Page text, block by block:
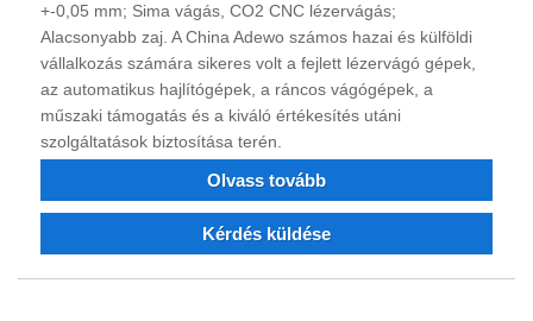
+-0,05 mm; Sima vágás, CO2 CNC lézervágás;
Alacsonyabb zaj. A China Adewo számos hazai és külföldi
vállalkozás számára sikeres volt a fejlett lézervágó gépek,
az automatikus hajlítógépek, a ráncos vágógépek, a
műszaki támogatás és a kiváló értékesítés utáni
szolgáltatások biztosítása terén.
Olvass tovább
Kérdés küldése